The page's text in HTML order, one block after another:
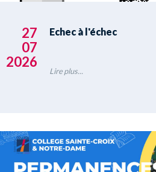
27
07
2026
Echec à l'échec
Lire plus...